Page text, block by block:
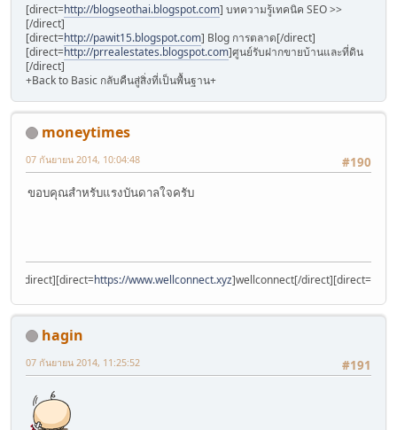
[direct=http://blogseothai.blogspot.com] บทความรู้เทคนิค SEO >>
[/direct]
[direct=http://pawit15.blogspot.com] Blog การตลาด[/direct]
[direct=http://prrealestates.blogspot.com]ศูนย์รับฝากขายบ้านและที่ดิน
[/direct]
+Back to Basic กลับคืนสู่สิ่งที่เป็นพื้นฐาน+
moneytimes
#190
07 กันยายน 2014, 10:04:48
ขอบคุณสำหรับแรงบันดาลใจครับ
https://www.wellconnect.xyz]wellconnect[/direct][direct=https://
hagin
#191
07 กันยายน 2014, 11:25:52